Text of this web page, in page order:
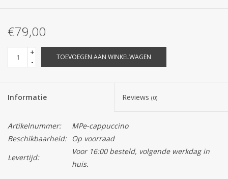
€79,00
+
-
TOEVOEGEN AAN WINKELWAGEN
Informatie Reviews (0)
Artikelnummer:
MPe-cappuccino
Beschikbaarheid:
Op voorraad
Levertijd:
Voor 16:00 besteld, volgende werkdag in
huis.